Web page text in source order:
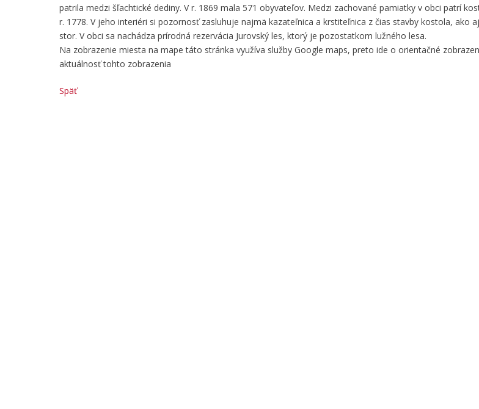
patrila medzi šľachtické dediny. V r. 1869 mala 571 obyvateľov. Medzi zachované pamiatky v obci patrí
r. 1778. V jeho interiéri si pozornosť zasluhuje najmä kazateľnica a krstiteľnica z čias stavby kostola, ako
stor. V obci sa nachádza prírodná rezervácia Jurovský les, ktorý je pozostatkom lužného lesa.
Na zobrazenie miesta na mape táto stránka využíva služby Google maps, preto ide o orientačné
aktuálnosť tohto zobrazenia
Späť